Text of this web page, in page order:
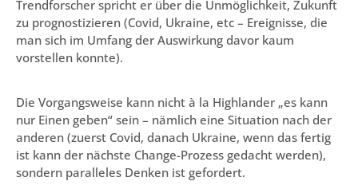
Trendforscher spricht er über die Unmöglichkeit, Zukunft
zu prognostizieren (Covid, Ukraine, etc – Ereignisse, die
man sich im Umfang der Auswirkung davor kaum
vorstellen konnte).
Die Vorgangsweise kann nicht à la Highlander „es kann
nur Einen geben“ sein – nämlich eine Situation nach der
anderen (zuerst Covid, danach Ukraine, wenn das fertig
ist kann der nächste Change-Prozess gedacht werden),
sondern paralleles Denken ist gefordert.